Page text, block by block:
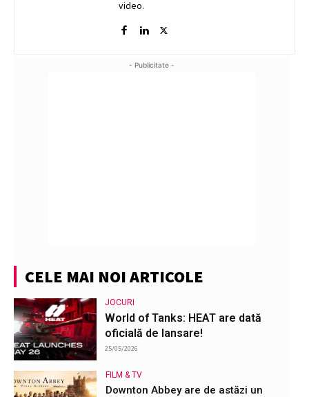
video.
- Publicitate -
CELE MAI NOI ARTICOLE
JOCURI
World of Tanks: HEAT are dată
oficială de lansare!
25/05/2026
FILM & TV
Downton Abbey are de astăzi un